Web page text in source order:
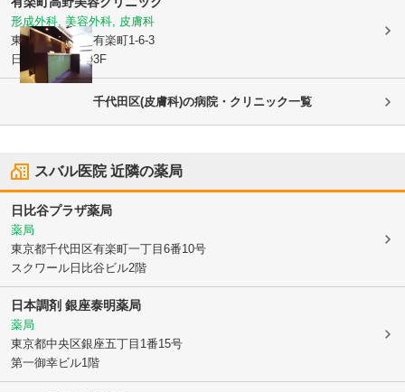
形成外科, 美容外科, 皮膚科
東京都千代田区 有楽町1-6-3
日比谷頴川ビル3F
千代田区(皮膚科)の病院・クリニック一覧
スバル医院近隣の薬局
日比谷プラザ薬局
薬局
東京都千代田区有楽町一丁目6番10号
スクワール日比谷ビル2階
日本調剤 銀座泰明薬局
薬局
東京都中央区銀座五丁目1番15号
第一御幸ビル1階